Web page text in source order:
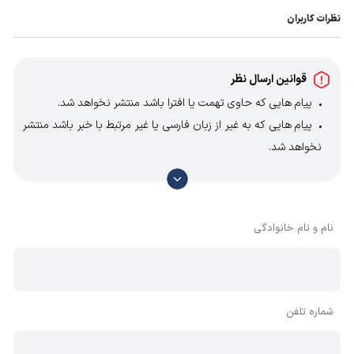
نظرات کاربران
قوانین ارسال نظر
پیام هایی که حاوی تهمت یا افترا باشد منتشر نخواهد شد.
پیام هایی که به غیر از زبان فارسی یا غیر مرتبط با خبر باشد منتشر
نخواهد شد.
با توجه به آن که امکان موافقت یا مخالفت با محتوای نظرات
وجود دارد، معمولا نظراتی که محتوای مشابه دارند، انتشار نمی‌یابند
نام و نام خانوادگی
شماره تلفن